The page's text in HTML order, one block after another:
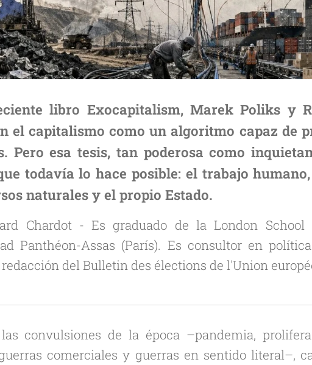
libro Exocapitalism, Marek Poliks y
el capitalismo como un algoritmo capaz de
Pero esa tesis, tan poderosa como
todavía lo hace posible: el trabajo
naturales y el propio Estado.
Chardot -Es graduado de la London
Panthéon-Assas (París). Es consultor en
del Bulletin des élections de l'Union
convulsiones de la época –pandemia,
comerciales y guerras en sentido literal–,